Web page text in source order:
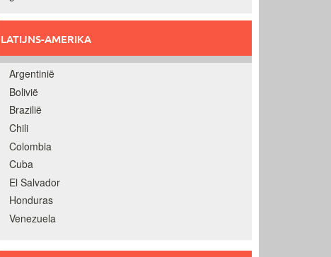
LATIJNS-AMERIKA
Argentinië
Bolivië
Brazilië
Chili
Colombia
Cuba
El Salvador
Honduras
Venezuela